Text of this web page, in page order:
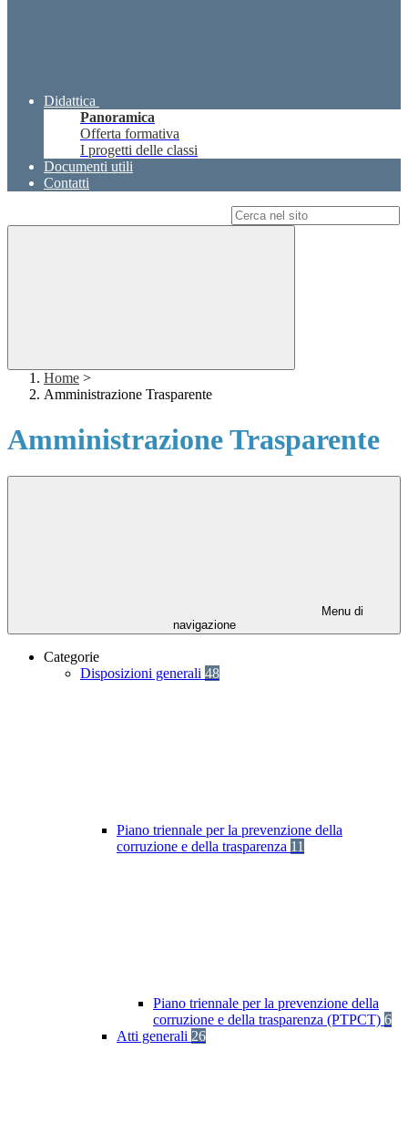
Didattica
Panoramica
Offerta formativa
I progetti delle classi
Documenti utili
Contatti
Home >
Amministrazione Trasparente
Amministrazione Trasparente
Menu di
navigazione
Categorie
Disposizioni generali 48
Piano triennale per la prevenzione della
corruzione e della trasparenza 11
Piano triennale per la prevenzione della
corruzione e della trasparenza (PTPCT) 6
Atti generali 26